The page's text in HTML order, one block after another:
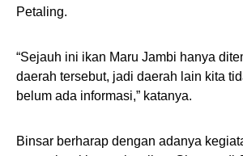
Petaling.
“Sejauh ini ikan Maru Jambi hanya
daerah tersebut, jadi daerah lain kita
belum ada informasi,” katanya.
Binsar berharap dengan adanya